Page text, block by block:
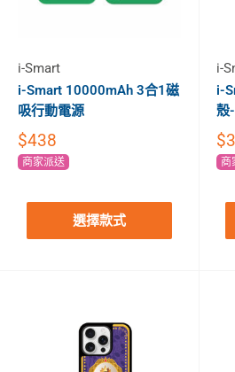
i-Smart
i-Smart 10000mAh 3合1磁
吸行動電源
$438
商家派送
選擇款式
i-
i-
殼
商